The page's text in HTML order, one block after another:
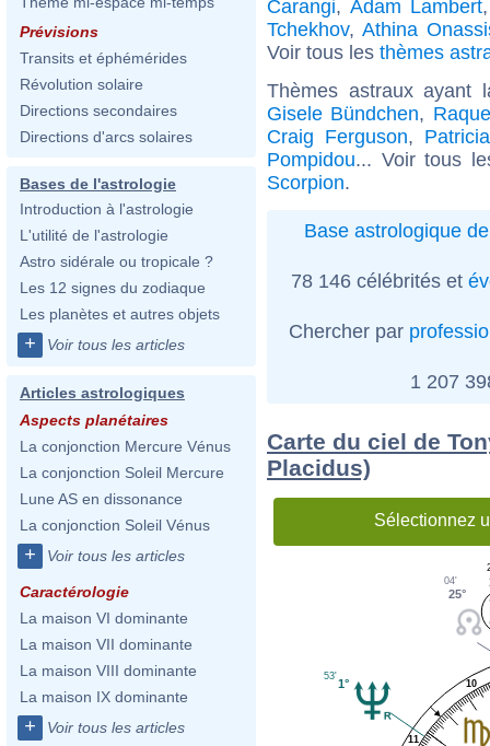
Prévisions
Transits et éphémérides
Révolution solaire
Directions secondaires
Directions d'arcs solaires
Bases de l'astrologie
Introduction à l'astrologie
L'utilité de l'astrologie
Astro sidérale ou tropicale ?
Les 12 signes du zodiaque
Les planètes et autres objets
+ Voir tous les articles
Articles astrologiques
Aspects planétaires
La conjonction Mercure Vénus
La conjonction Soleil Mercure
Lune AS en dissonance
La conjonction Soleil Vénus
+ Voir tous les articles
Caractérologie
La maison VI dominante
La maison VII dominante
La maison VIII dominante
La maison IX dominante
+ Voir tous les articles
Carangi, Adam Lambert
Tchekhov, Athina
Voir tous les thèmes
Thèmes astraux
Gisele Bündchen,
Craig Ferguson,
Pompidou... Voir tous
Scorpion.
Base astrologique
78 146 célébrités et
Chercher par
1 207
Carte du ciel de
Placidus)
Sélectionnez
10
11
25°
04'
1°
53'